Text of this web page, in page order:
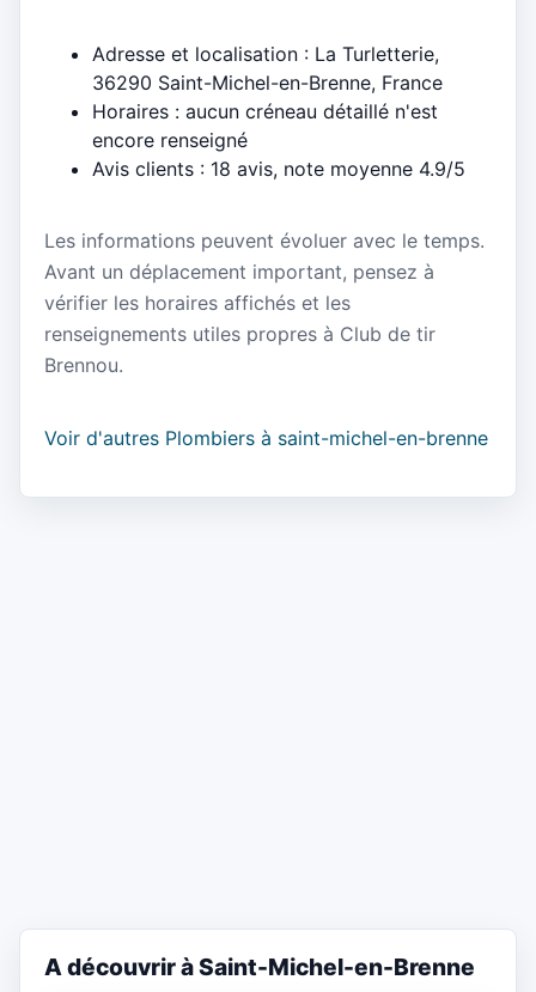
Adresse et localisation : La Turletterie,
36290 Saint-Michel-en-Brenne, France
Horaires : aucun créneau détaillé n'est
encore renseigné
Avis clients : 18 avis, note moyenne 4.9/5
Les informations peuvent évoluer avec le temps.
Avant un déplacement important, pensez à
vérifier les horaires affichés et les
renseignements utiles propres à Club de tir
Brennou.
Voir d'autres Plombiers à saint-michel-en-brenne
A découvrir à Saint-Michel-en-Brenne